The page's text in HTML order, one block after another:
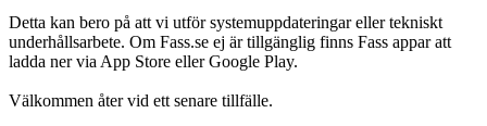
Detta kan bero på att vi utför systemuppdateringar eller tekniskt
underhållsarbete. Om Fass.se ej är tillgänglig finns Fass appar att
ladda ner via App Store eller Google Play.
Välkommen åter vid ett senare tillfälle.